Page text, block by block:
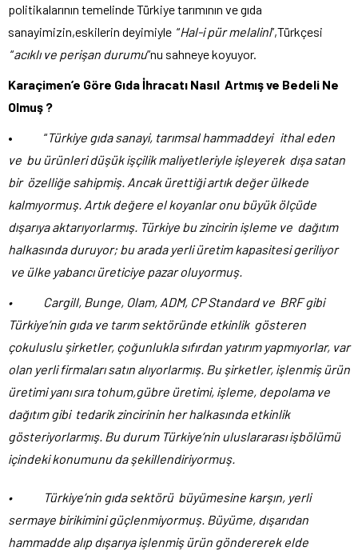
politikalarının temelinde Türkiye tarımının ve gıda
sanayimizin,eskilerin deyimiyle “Hal-i pür melalini”,Türkçesi
“acıklı ve perişan durumu”nu sahneye koyuyor.
Karaçimen’e Göre Gıda İhracatı Nasıl Artmış ve Bedeli Ne
Olmuş ?
• “Türkiye gıda sanayi, tarımsal hammaddeyi ithal eden
ve bu ürünleri düşük işçilik maliyetleriyle işleyerek dışa satan
bir özelliğe sahipmiş. Ancak ürettiği artık değer ülkede
kalmıyormuş. Artık değere el koyanlar onu büyük ölçüde
dışarıya aktarıyorlarmış. Türkiye bu zincirin işleme ve dağıtım
halkasında duruyor; bu arada yerli üretim kapasitesi geriliyor
ve ülke yabancı üreticiye pazar oluyormuş.
• Cargill, Bunge, Olam, ADM, CP Standard ve BRF gibi
Türkiye’nin gıda ve tarım sektöründe etkinlik gösteren
çokuluslu şirketler, çoğunlukla sıfırdan yatırım yapmıyorlar, var
olan yerli firmaları satın alıyorlarmış. Bu şirketler, işlenmiş ürün
üretimi yanı sıra tohum,gübre üretimi, işleme, depolama ve
dağıtım gibi tedarik zincirinin her halkasında etkinlik
gösteriyorlarmış. Bu durum Türkiye’nin uluslararası işbölümü
içindeki konumunu da şekillendiriyormuş.
• Türkiye’nin gıda sektörü büyümesine karşın, yerli
sermaye birikimini güçlenmiyormuş. Büyüme, dışarıdan
hammadde alıp dışarıya işlenmiş ürün göndererek elde